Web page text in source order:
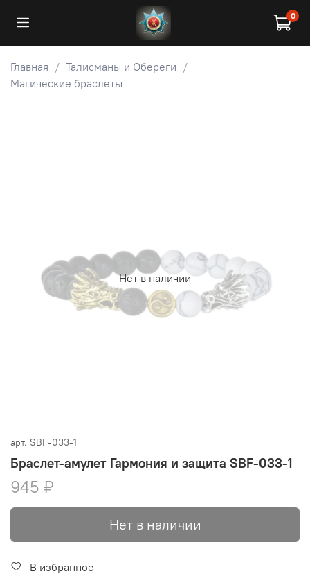
0
Главная
Талисманы и Обереги
Магические браслеты
Нет в наличии
арт. SBF-033-1
Браслет-амулет Гармония и защита SBF-033-1
945 ₽
Нет в наличии
В избранное